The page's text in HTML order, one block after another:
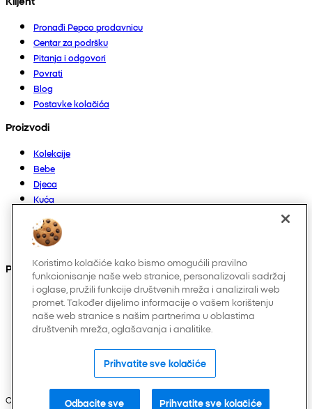
Pronađi Pepco prodavnicu
Centar za podršku
Pitanja i odgovori
Povrati
Blog
Postavke kolačića
Proizvodi
Kolekcije
Bebe
Djeca
Kuća
Muškarci
Ostalo
Pronađite nas na
Copyright © 2026 Pepco. Sva prava zadržana.
Koristimo kolačiće kako bismo omogućili pravilno
funkcionisanje naše web stranice, personalizovali sadržaj
i oglase, pružili funkcije društvenih mreža i analizirali web
promet. Također dijelimo informacije o vašem korištenju
naše web stranice s našim partnerima u oblastima
društvenih mreža, oglašavanja i analitike.
Prihvatite sve kolačiće
Odbacite sve Prihvatite sve kolačiće